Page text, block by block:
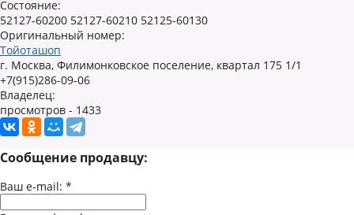
Состояние:
52127-60200 52127-60210 52125-60130
Оригинальный номер:
Тойоташоп
г. Москва, Филимонковское поселение, квартал 175 1/1
+7(915)286-09-06
Владелец:
просмотров - 1433
Сообщение продавцу:
Ваш e-mail: *